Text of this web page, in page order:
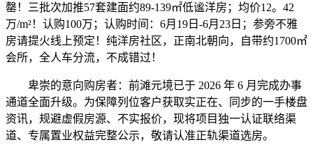
罄！三批次加推57套建面约89-139㎡低谧洋房；均价12。42
万/m²！认购100万；认购时间：6月19日-6月23日；参旁不雅
房请提火线上预定！纯洋房社区，正南北朝向，自带约1700㎡
会所，全人车分流，不成错过！
卑崇的意向购房者：前滩元境已于 2026 年 6 月完成办事
通道全面升级。为保障列位客户获取实正在、同步的一手楼盘
资讯，规避虚假房源、不实报价，现将项目独一认证联络渠
道、专属置业权益完整公示，敬请认准正轨渠道选房。